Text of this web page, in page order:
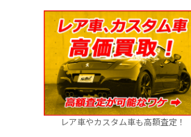
レア車やカスタム車も高額査定！